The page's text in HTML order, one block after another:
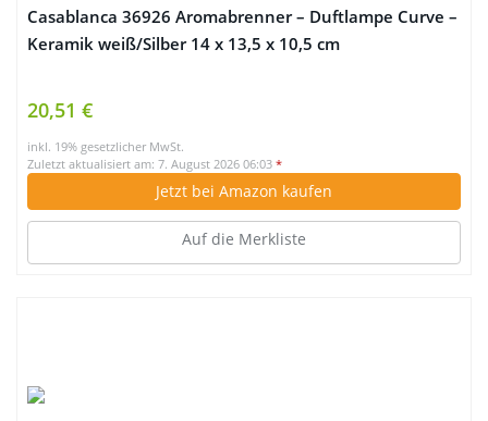
Casablanca 36926 Aromabrenner – Duftlampe Curve –
Keramik weiß/Silber 14 x 13,5 x 10,5 cm
20,51 €
inkl. 19% gesetzlicher MwSt.
Zuletzt aktualisiert am: 7. August 2026 06:03 *
Jetzt bei Amazon kaufen
Auf die Merkliste